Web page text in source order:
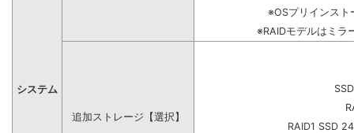
システム
※OSプリインスト
※RAIDモデルはミラ
追加ストレージ【選択】
RAID1 SSD